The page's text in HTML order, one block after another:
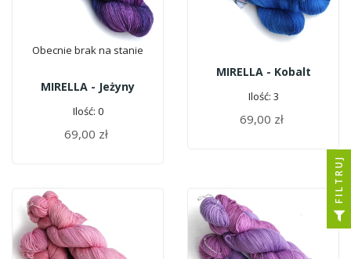
Obecnie brak na stanie
MIRELLA - Jeżyny
Ilość: 0
69,00 zł
MIRELLA - Kobalt
Ilość: 3
69,00 zł
DODAJ DO KOSZYKA
FILTRUJ